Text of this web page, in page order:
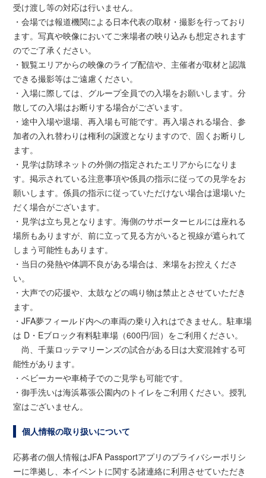
受け渡し等の対応は行いません。
・会場では報道機関による日本代表の取材・撮影を行っており
ます。写真や映像においてご来場者の映り込みも想定されます
のでご了承ください。
・観覧エリアからの映像のライブ配信や、主催者が取材と認識
できる撮影等はご遠慮ください。
・入場に際しては、グループ全員での入場をお願いします。分
散しての入場はお断りする場合がございます。
・途中入場や退場、再入場も可能です。再入場される場合、参
加者の入れ替わりは権利の譲渡となりますので、固くお断りし
ます。
・見学は防球ネットの外側の指定されたエリアからになりま
す。掲示されている注意事項や係員の指示に従っての見学をお
願いします。係員の指示に従っていただけない場合は退場いた
だく場合がございます。
・見学は立ち見となります。海側のサポーターヒルには座れる
場所もありますが、前に立って見る方がいると視線が遮られて
しまう可能性もあります。
・当日の発熱や体調不良がある場合は、来場をお控えくださ
い。
・大声での応援や、太鼓などの鳴り物は禁止とさせていただき
ます。
・JFA夢フィールド内への車両の乗り入れはできません。駐車場
は D・Eブロック有料駐車場（600円/回）をご利用ください。
尚、千葉ロッテマリーンズの試合がある日は大変混雑する可
能性があります。
・ベビーカーや車椅子でのご見学も可能です。
・御手洗いは海浜幕張公園内のトイレをご利用ください。授乳
室はございません。
個人情報の取り扱いについて
応募者の個人情報はJFA Passportアプリのプライバシーポリシ
ーに準拠し、本イベントに関する諸連絡に利用させていただき